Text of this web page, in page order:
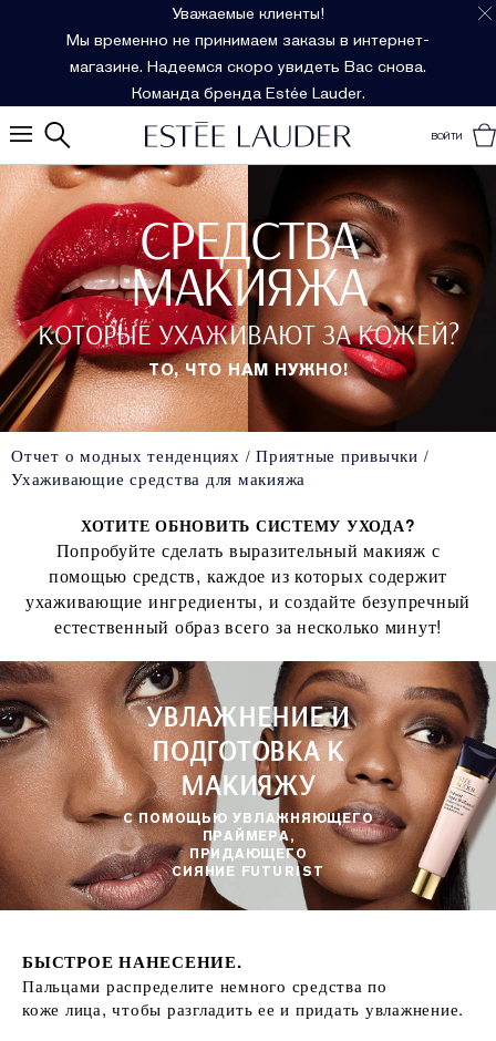
Уважаемые клиенты!
Мы временно не принимаем заказы в интернет-
магазине. Надеемся скоро увидеть Вас снова.
Команда бренда Estée Lauder.
ВОЙТИ
СРЕДСТВА
МАКИЯЖА
КОТОРЫЕ УХАЖИВАЮТ ЗА КОЖЕЙ?
ТО, ЧТО НАМ НУЖНО!
Отчет о модных тенденциях
Приятные привычки
Ухаживающие средства для макияжа
ХОТИТЕ ОБНОВИТЬ СИСТЕМУ УХОДА?
Попробуйте сделать выразительный макияж с
помощью средств, каждое из которых содержит
ухаживающие ингредиенты, и создайте безупречный
естественный образ всего за несколько минут!
УВЛАЖНЕНИЕ И
ПОДГОТОВКА К
МАКИЯЖУ
С ПОМОЩЬЮ УВЛАЖНЯЮЩЕГО
ПРАЙМЕРА,
ПРИДАЮЩЕГО
СИЯНИЕ FUTURIST
БЫСТРОЕ НАНЕСЕНИЕ.
Пальцами распределите немного средства по
коже лица, чтобы разгладить ее и придать увлажнение.